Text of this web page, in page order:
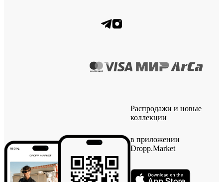
Распродажи и новые
коллекции
в приложении
Dropp.Market